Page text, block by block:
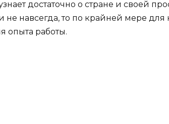
достаточно о стране и своей
не навсегда, то по крайней мере для
опыта работы.